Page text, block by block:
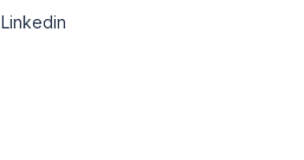
Linkedin